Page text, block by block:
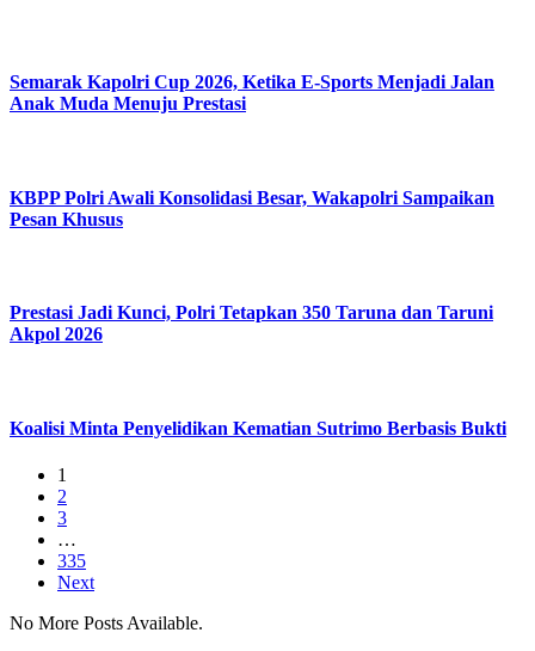
Semarak Kapolri Cup 2026, Ketika E-Sports Menjadi Jalan
Anak Muda Menuju Prestasi
KBPP Polri Awali Konsolidasi Besar, Wakapolri Sampaikan
Pesan Khusus
Prestasi Jadi Kunci, Polri Tetapkan 350 Taruna dan Taruni
Akpol 2026
Koalisi Minta Penyelidikan Kematian Sutrimo Berbasis Bukti
1
2
3
…
335
Next
No More Posts Available.